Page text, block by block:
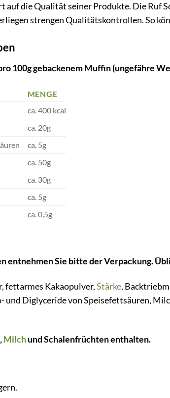
auf die Qualität seiner Produkte. Die Ruf
strengen Qualitätskontrollen. So
100g gebackenem Muffin (ungefähre
MENGE
ca. 400 kcal
ca. 20g
ca. 5g
ca. 50g
ca. 30g
ca. 5g
ca. 0,5g
entnehmen Sie bitte der Verpackung.
fettarmes Kakaopulver,Stärke,
und Diglyceride von Speisefettsäuren,
Milchund Schalenfrüchten enthalten.